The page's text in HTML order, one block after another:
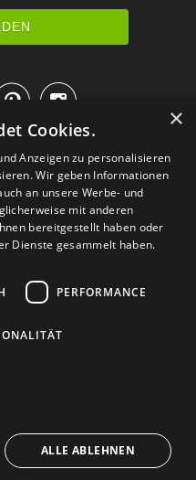

Retoure
. Baltic Design Shop
×
Cookies.
Anzeigen zu personalisieren
Wir geben Informationen
an unsere Werbe- und
mit anderen
bereitgestellt haben oder
Dienste gesammelt haben.
PERFORMANCE
ALLE ABLEHNEN